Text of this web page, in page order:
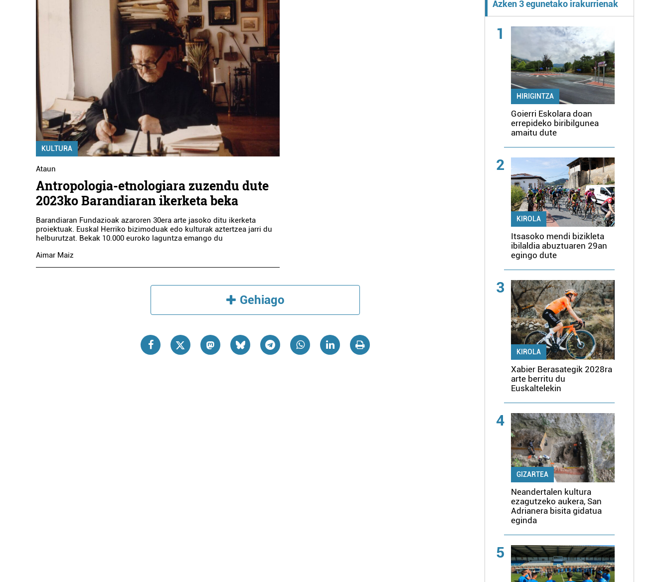
KULTURA
Ataun
Antropologia-etnologiara zuzendu dute
2023ko Barandiaran ikerketa beka
Barandiaran Fundazioak azaroren 30era arte jasoko ditu ikerketa
proiektuak. Euskal Herriko bizimoduak edo kulturak aztertzea jarri du
helburutzat. Bekak 10.000 euroko laguntza emango du
Aimar Maiz
Gehiago
Azken 3 egunetako irakurrienak
1
HIRIGINTZA
Goierri Eskolara doan
errepideko biribilgunea
amaitu dute
2
KIROLA
Itsasoko mendi bizikleta
ibilaldia abuztuaren 29an
egingo dute
3
KIROLA
Xabier Berasategik 2028ra
arte berritu du
Euskaltelekin
4
GIZARTEA
Neandertalen kultura
ezagutzeko aukera, San
Adrianera bisita gidatua
eginda
5